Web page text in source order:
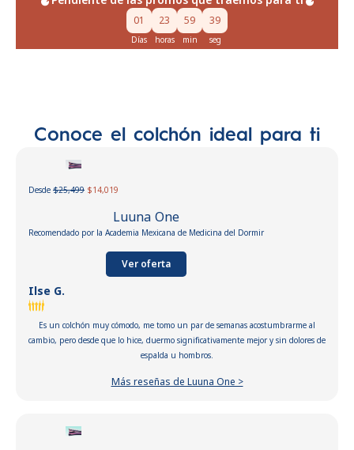
01
Días
23
horas
59
min
38
seg
Conoce el colchón ideal para ti
Desde $25,499 $14,019
Luuna One
Recomendado por la Academia Mexicana de Medicina del Dormir
Ver oferta
Ilse G.
Es un colchón muy cómodo, me tomo un par de semanas acostumbrarme al
cambio, pero desde que lo hice, duermo significativamente mejor y sin dolores de
espalda u hombros.
Más reseñas de Luuna One >